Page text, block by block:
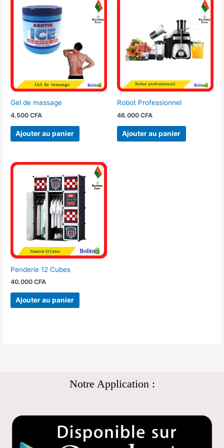
Gel de massage
4.500CFA
Ajouter au panier
Robot Professionnel
46.000 CFA
Ajouter au panier
Penderie 12 Cubes
40.000CFA
Ajouter au panier
Notre Application :